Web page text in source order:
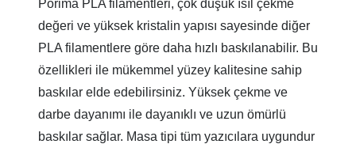
Porima PLA filamentleri, çok düşük ısıl çekme
değeri ve yüksek kristalin yapısı sayesinde diğer
PLA filamentlere göre daha hızlı baskılanabilir. Bu
özellikleri ile mükemmel yüzey kalitesine sahip
baskılar elde edebilirsiniz. Yüksek çekme ve
darbe dayanımı ile dayanıklı ve uzun ömürlü
baskılar sağlar. Masa tipi tüm yazıcılara uygundur